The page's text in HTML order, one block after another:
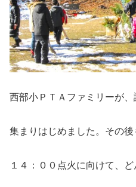
西部小ＰＴＡファミリーが
集まりはじめました。その後
１４：００点火に向けて、ど